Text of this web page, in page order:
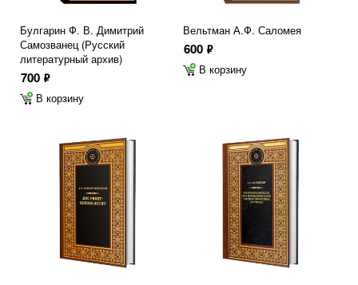
Булгарин Ф. В. Димитрий
Самозванец (Русский
литературный архив)
700 ф
В корзину
Вельтман А.Ф. Саломея
600 ф
В корзину